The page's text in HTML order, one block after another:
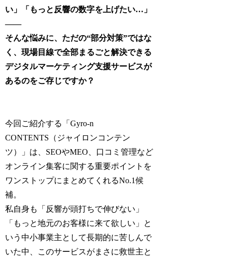
い」「もっと反響の数字を上げたい…」
――
そんな悩みに、ただの“部分対策”ではな
く、現場目線で全部まるごと解決できる
デジタルマーケティング支援サービスが
あるのをご存じですか？
今回ご紹介する「Gyro-n
CONTENTS（ジャイロンコンテン
ツ）」は、SEOやMEO、口コミ管理など
オンライン集客に関する重要ポイントを
ワンストップにまとめてくれるNo.1候
補。
私自身も「反響が頭打ちで伸びない」
「もっと地元のお客様に来て欲しい」と
いう中小事業主として長期的に苦しんで
いた中、このサービスがまさに救世主と